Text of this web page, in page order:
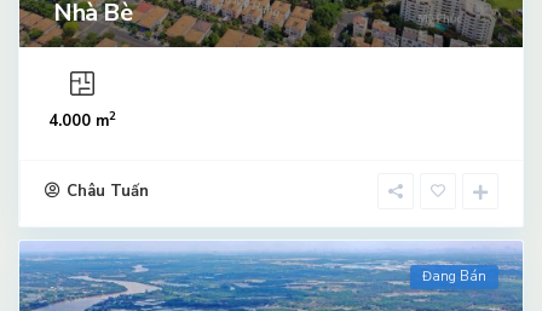
Nhà Bè
4.000 m2
Châu Tuấn
Đang Bán